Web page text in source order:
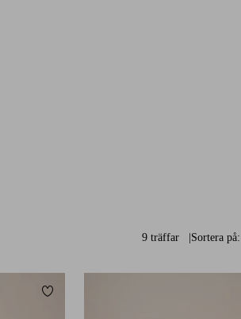
9 träffar Sortera på:
Lägg till i favoriter